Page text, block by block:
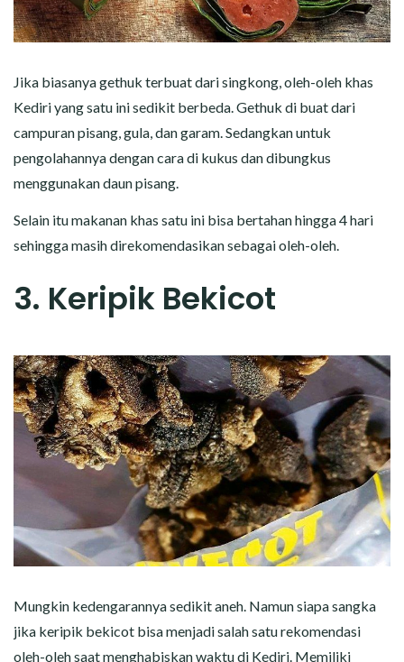
Jika biasanya gethuk terbuat dari singkong, oleh-oleh khas
Kediri yang satu ini sedikit berbeda. Gethuk di buat dari
campuran pisang, gula, dan garam. Sedangkan untuk
pengolahannya dengan cara di kukus dan dibungkus
menggunakan daun pisang.
Selain itu makanan khas satu ini bisa bertahan hingga 4 hari
sehingga masih direkomendasikan sebagai oleh-oleh.
3. Keripik Bekicot
Mungkin kedengarannya sedikit aneh. Namun siapa sangka
jika keripik bekicot bisa menjadi salah satu rekomendasi
oleh-oleh saat menghabiskan waktu di Kediri. Memiliki